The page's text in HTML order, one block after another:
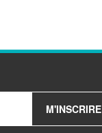
M'INSCRIRE